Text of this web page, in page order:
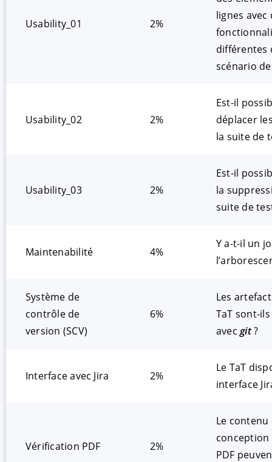
Usability_01 2%
lignes avec
différentes
scénario
Usability_02 2%
Est-il
déplacer
la suite de
Usability_03 2%
Est-il
la
suite de
Maintenabilité 4%
Y a-t-il un
Système de
contrôle de
version (SCV)
6%
Les
TaT sont-
avecgit?
Interface avec Jira 2%
Le TaT
interface
Vérification PDF 2%
Le contenu
conception
PDF